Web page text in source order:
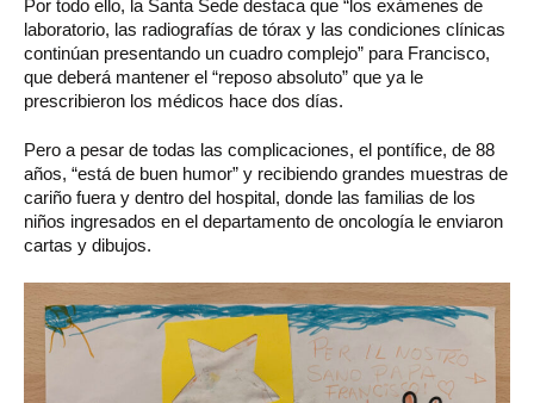
Por todo ello, la Santa Sede destaca que “los exámenes de
laboratorio, las radiografías de tórax y las condiciones clínicas
continúan presentando un cuadro complejo” para Francisco,
que deberá mantener el “reposo absoluto” que ya le
prescribieron los médicos hace dos días.
Pero a pesar de todas las complicaciones, el pontífice, de 88
años, “está de buen humor” y recibiendo grandes muestras de
cariño fuera y dentro del hospital, donde las familias de los
niños ingresados en el departamento de oncología le enviaron
cartas y dibujos.